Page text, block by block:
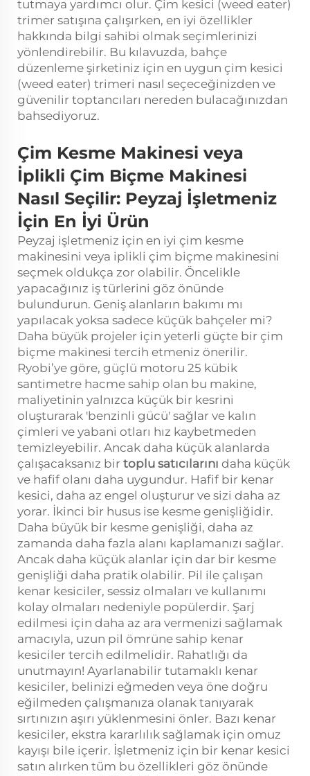
tutmaya yardımcı olur. Çim kesici (weed eater)
trimer satışına çalışırken, en iyi özellikler
hakkında bilgi sahibi olmak seçimlerinizi
yönlendirebilir. Bu kılavuzda, bahçe
düzenleme şirketiniz için en uygun çim kesici
(weed eater) trimeri nasıl seçeceğinizden ve
güvenilir toptancıları nereden bulacağınızdan
bahsediyoruz.
Çim Kesme Makinesi veya
İplikli Çim Biçme Makinesi
Nasıl Seçilir: Peyzaj İşletmeniz
İçin En İyi Ürün
Peyzaj işletmeniz için en iyi çim kesme
makinesini veya iplikli çim biçme makinesini
seçmek oldukça zor olabilir. Öncelikle
yapacağınız iş türlerini göz önünde
bulundurun. Geniş alanların bakımı mı
yapılacak yoksa sadece küçük bahçeler mi?
Daha büyük projeler için yeterli güçte bir çim
biçme makinesi tercih etmeniz önerilir.
Ryobi’ye göre, güçlü motoru 25 kübik
santimetre hacme sahip olan bu makine,
maliyetinin yalnızca küçük bir kesrini
oluşturarak 'benzinli gücü' sağlar ve kalın
çimleri ve yabani otları hız kaybetmeden
temizleyebilir. Ancak daha küçük alanlarda
çalışacaksanız bir toplu satıcılarını daha küçük
ve hafif olanı daha uygundur. Hafif bir kenar
kesici, daha az engel oluşturur ve sizi daha az
yorar. İkinci bir husus ise kesme genişliğidir.
Daha büyük bir kesme genişliği, daha az
zamanda daha fazla alanı kaplamanızı sağlar.
Ancak daha küçük alanlar için dar bir kesme
genişliği daha pratik olabilir. Pil ile çalışan
kenar kesiciler, sessiz olmaları ve kullanımı
kolay olmaları nedeniyle popülerdir. Şarj
edilmesi için daha az ara vermenizi sağlamak
amacıyla, uzun pil ömrüne sahip kenar
kesiciler tercih edilmelidir. Rahatlığı da
unutmayın! Ayarlanabilir tutamaklı kenar
kesiciler, belinizi eğmeden veya öne doğru
eğilmeden çalışmanıza olanak tanıyarak
sırtınızın aşırı yüklenmesini önler. Bazı kenar
kesiciler, ekstra kararlılık sağlamak için omuz
kayışı bile içerir. İşletmeniz için bir kenar kesici
satın alırken tüm bu özellikleri göz önünde